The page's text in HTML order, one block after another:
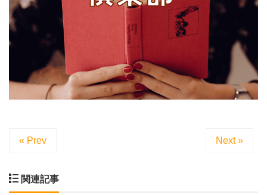
« Prev Next »
関連記事